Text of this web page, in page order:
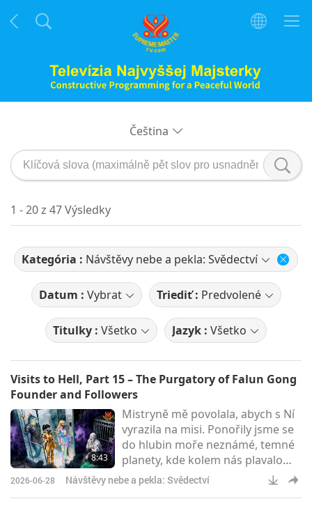
Čeština
1 - 20 z 47 Výsledky
Kategória : Návštěvy nebe a pekla: Svědectví
Datum : Vybrat Triediť : Predvolené
Titulky : Všetko Jazyk : Všetko
Visits to Hell, Part 15 – The Purgatory of Falun Gong
Founder and Followers
8:43
Mistryně mě povolala, abych s Ní
vyrazila na misi. Ponořily jsme se
do hlubin moře neznámé, temné
planety, kde kolem nás plavalo
mnoho zlověstných černých
mořských hadů, z nichž mi běhal
2026-06-28 Návštěvy nebe a pekla: Svědectví